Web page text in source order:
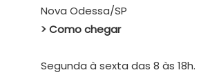
Nova Odessa/SP
> Como chegar
Segunda à sexta das 8 às 18h.